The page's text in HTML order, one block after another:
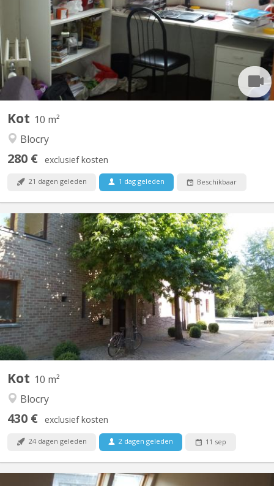
Kot 10 m²
Blocry
280 € exclusief kosten
21 dagen geleden 1 dag geleden Beschikbaar
calme, a deux pas du centre sportif du Blocry, et proche du
centre, IAD, Hocaille Appartement communautaire de 10 avec 3
salles de douches et 3 WC Disponible du 16 juillet au 10
septembre 2026
Kot 10 m²
Blocry
430 € exclusief kosten
24 dagen geleden 2 dagen geleden 11 sep
KV 709
Plusieurs chambres seront disponibles dans différentes maisons
partagées par 4 ou 6 étudiants à partir du 12/09/2026. Les
maisons pour 4 étudiants comprennent une cuisine équipée
commune, un accès à une terrasse et un jardin privatif. Au
premier étage, il y a deux chambres et une salle de bain,...